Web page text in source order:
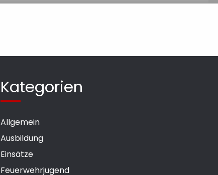
Kategorien
Allgemein
Ausbildung
Einsätze
Feuerwehrjugend